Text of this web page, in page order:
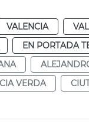
VALENCIA
EN PORTADA
VERDA